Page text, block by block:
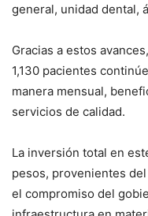
general, unidad dental,
Gracias a estos
1,130 pacientes
manera mensual,
servicios de calidad.
La inversión total en
pesos, provenientes
el compromiso del